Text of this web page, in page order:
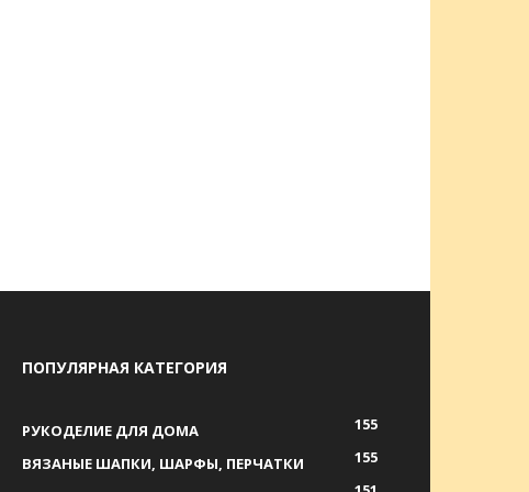
ПОПУЛЯРНАЯ КАТЕГОРИЯ
РУКОДЕЛИЕ ДЛЯ ДОМА
155
ВЯЗАНЫЕ ШАПКИ, ШАРФЫ, ПЕРЧАТКИ
155